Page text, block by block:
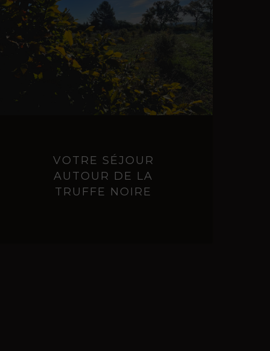
autour
la
truffe
noire
VOTRE SÉJOUR
AUTOUR DE LA
TRUFFE NOIRE